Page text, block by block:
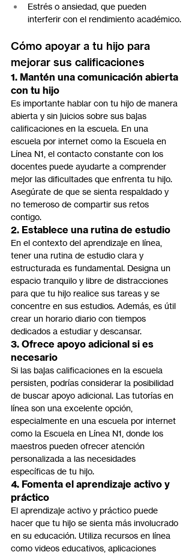
Estrés o ansiedad, que pueden
interferir con el rendimiento académico.
Cómo apoyar a tu hijo para
mejorar sus calificaciones
1. Mantén una comunicación abierta
con tu hijo
Es importante hablar con tu hijo de manera
abierta y sin juicios sobre sus bajas
calificaciones en la escuela. En una
escuela por internet como la Escuela en
Línea N1, el contacto constante con los
docentes puede ayudarte a comprender
mejor las dificultades que enfrenta tu hijo.
Asegúrate de que se sienta respaldado y
no temeroso de compartir sus retos
contigo.
2. Establece una rutina de estudio
En el contexto del aprendizaje en línea,
tener una rutina de estudio clara y
estructurada es fundamental. Designa un
espacio tranquilo y libre de distracciones
para que tu hijo realice sus tareas y se
concentre en sus estudios. Además, es útil
crear un horario diario con tiempos
dedicados a estudiar y descansar.
3. Ofrece apoyo adicional si es
necesario
Si las bajas calificaciones en la escuela
persisten, podrías considerar la posibilidad
de buscar apoyo adicional. Las tutorías en
línea son una excelente opción,
especialmente en una escuela por internet
como la Escuela en Línea N1, donde los
maestros pueden ofrecer atención
personalizada a las necesidades
específicas de tu hijo.
4. Fomenta el aprendizaje activo y
práctico
El aprendizaje activo y práctico puede
hacer que tu hijo se sienta más involucrado
en su educación. Utiliza recursos en línea
como videos educativos, aplicaciones